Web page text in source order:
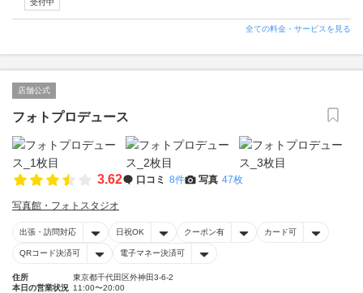
受付中
全ての料金・サービスを見る
店舗公式
フォトプロデュース
3.62 口コミ 8件 写真 47枚
写真館・フォトスタジオ
出張・訪問対応 日祝OK クーポン有 カード可
QRコード決済可 電子マネー決済可
住所
東京都千代田区外神田3-6-2
本日の営業状況 11:00〜20:00